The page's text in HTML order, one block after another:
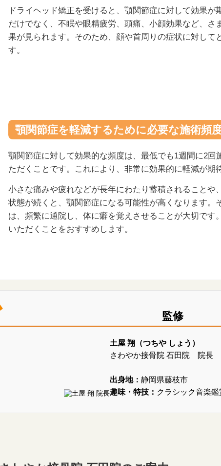
ドライヘッド矯正を受けると、顎関節症に対して効果が
だけでなく、不眠や眼精疲労、頭痛、小顔効果など、さ
果が見られます。そのため、顔や首周りの症状に対して
す。
顎関節症を軽減するために必要な施術頻
顎関節症に対して効果的な頻度は、最低でも1週間に2回
ただくことです。これにより、非常に効果的に軽減が期
小さな痛みや疲れなどが長年にわたり蓄積されることや
状態が続くと、顎関節症になる可能性が高くなります。
は、頻繁に通院し、体に癖を覚えさせることが大切です
いただくことをおすすめします。
監修
土屋 翔（つちや しょう）
さわやか接骨院 石田院 院長
出身地： 静岡県藤枝市
趣味・特技： クラシック音楽